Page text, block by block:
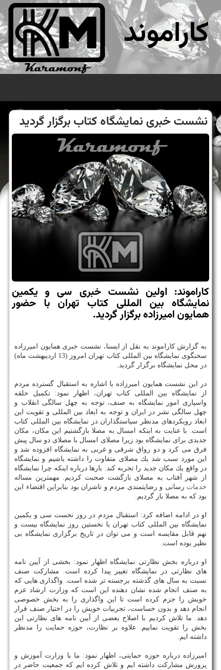
کاراموند
نشست خبری نمایشگاه كتاب برگزار گردید
كاراموند: اولین نشست خبری سی و یكمین
نمایشگاه بین المللی كتاب تهران با حضور
همایون امیرزاده برگزار گردید.
به گزارش كاراموند به نقل از ایسنا، نشست خبری همایون امیرزاده
سخنگوی نمایشگاه بین المللی كتاب تهران امروز (13 اردیبهشت ماه)
در محل نمایشگاه برگزار گردید.
در این نشست همایون امیرزاده با اشاره به استقبال گسترده مردم
از نمایشگاه بین المللی كتاب تهران، اظهار نمود: تكمیل حلقه
واسپاری امور نمایشگاه به صنف، توجه به چهل سالگی انقلاب و
چهل سالگی نشر در ایران و توجه به ابعاد بین المللی و تقویت این
ابعاد رویكردهای مدنظر سیاستگذاران در نمایشگاه بین المللی كتاب
است. با عنایت به اینكه امسال به مصلا بازگشتیم این مكان، مكان
جدیدی برای نمایشگاه بود زیرا مصلای امسال با مصلای دو سال پیش
فرق می كرد و دو رواق شرقی و غربی به نمایشگاه افزوده شد و
این مورد سبب شد یك مصلای متفاوت را داشته باشیم و نمایشگاه
در واقع یك مكان جدید را تجربه كند. بارها درباره اینكه چرا نمایشگاه
از شهر آفتاب به مصلای بازگشت صحبت كردیم. مهمترین مساله
خدمات رسانی و رضایتمندی مردم و ناشران بود بنابراین اقتضاء این
بود كه به مصلا باز گردیم.
او در ادامه اضافه كرد: استقبال مردم در روز نخست سی و یكمین
نمایشگاه بین المللی كتاب تهران با نخستین روز نمایشگاه بیست و
نهم قابل مقایسه است و می توان در تاریخ برگزاری نمایشگاه بی
نظیر بوده است.
او درباره بخش نظارتی نمایشگاه اظهار نمود: بخشی از آیین نامه
های نظارتی در نمایشگاه تغییر پیدا كرده است. مشاركت صنف
نسبت به سال های گذشته برجسته تر شده است. واگذاری هایی كه
به صنف انجام شده نشان دهنده این است كه وزارت ارشاد عزم
خویش را جزم كرده است تا این واگذاری را به بخش خصوصی
انجام دهد و بدون خساست، تجربیات خویش را در اختیار صنف قرار
دهد. ما تلاش كردیم با اصلاح بعضی از آیین نامه های نظارتی این
بخش را تقویت نماییم. علاوه بر نظارت، حوزه حمایت را مدنظر
داشته ایم.
امیرزاده درباره حوزه حمایتی، اظهار نمود: ما با وزارت آموزش و
پرورش مشاركت داشته ایم و تلاش كرده ایم كه جمعیت حاضر در